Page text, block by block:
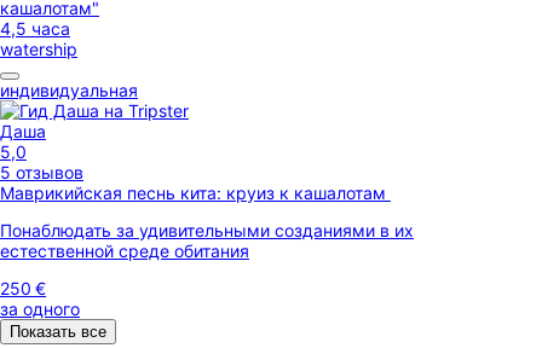
4,5 часа
watership
индивидуальная
Даша
5,0
5 отзывов
Маврикийская песнь кита: круиз к кашалотам
Понаблюдать за удивительными созданиями в их
естественной среде обитания
250 €
за одного
Показать все